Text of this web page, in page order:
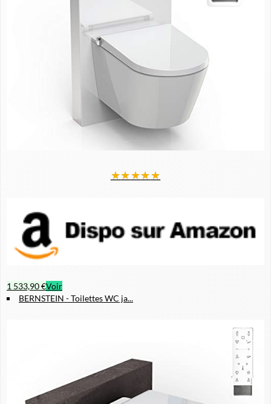
★★★★★
1 533,90 €Voir
BERNSTEIN - Toilettes WC ja...